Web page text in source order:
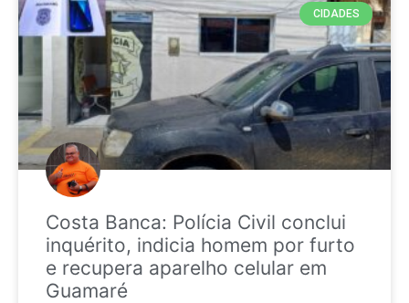
CIDADES
Costa Banca: Polícia Civil conclui
inquérito, indicia homem por furto
e recupera aparelho celular em
Guamaré